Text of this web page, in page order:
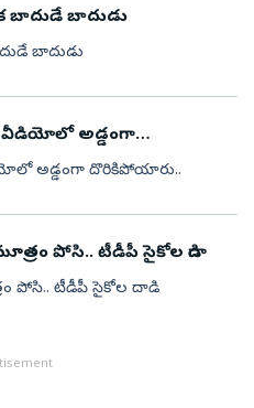
బాదుడే బాదుడు
బాదుడు
వీడియోలో అడ్డంగా
అడ్డంగా దొరికిపోయారు..
మూత్రం పోసి.. టీడీపీ సైకోల దాడి
పోసి.. టీడీపీ సైకోల దాడి